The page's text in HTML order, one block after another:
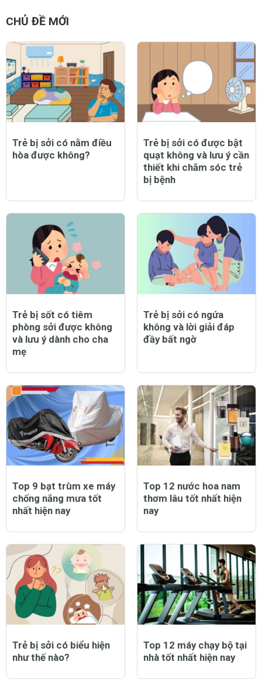
CHỦ ĐỀ MỚI
Trẻ bị sởi có nằm điều
hòa được không?
Trẻ bị sởi có được bật
quạt không và lưu ý cần
thiết khi chăm sóc trẻ
bị bệnh
Trẻ bị sốt có tiêm
phòng sởi được không
và lưu ý dành cho cha
mẹ
Trẻ bị sởi có ngứa
không và lời giải đáp
đầy bất ngờ
Top 9 bạt trùm xe máy
chống nắng mưa tốt
nhất hiện nay
Top 12 nước hoa nam
thơm lâu tốt nhất hiện
nay
Trẻ bị sởi có biểu hiện
như thế nào?
Top 12 máy chạy bộ tại
nhà tốt nhất hiện nay